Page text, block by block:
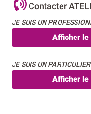
Contacter
JE SUIS UN
Afficher le
JE SUIS UN
Afficher le